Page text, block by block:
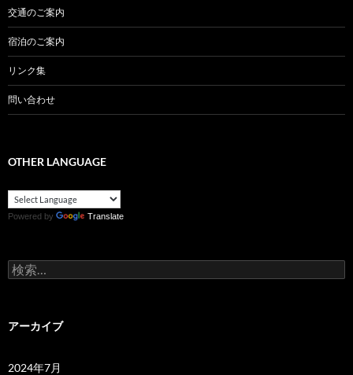
交通のご案内
宿泊のご案内
リンク集
問い合わせ
OTHER LANGUAGE
Powered by Translate
検
索:
アーカイブ
2024年7月